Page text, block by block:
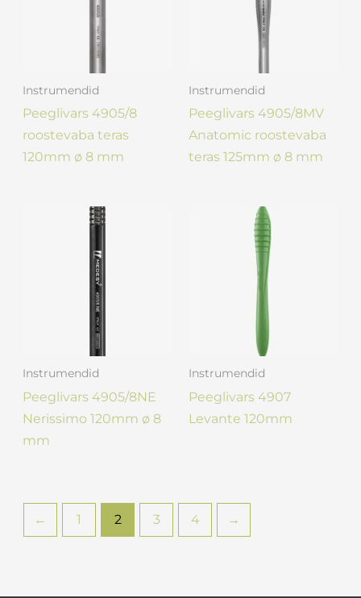
Instrumendid
Peeglivars 4905/8
roostevaba teras
120mm ø 8 mm
Instrumendid
Peeglivars 4905/8MV
Anatomic roostevaba
teras 125mm ø 8 mm
Instrumendid
Peeglivars 4905/8NE
Nerissimo 120mm ø 8
mm
Instrumendid
Peeglivars 4907
Levante 120mm
← 1 2 3 4 →